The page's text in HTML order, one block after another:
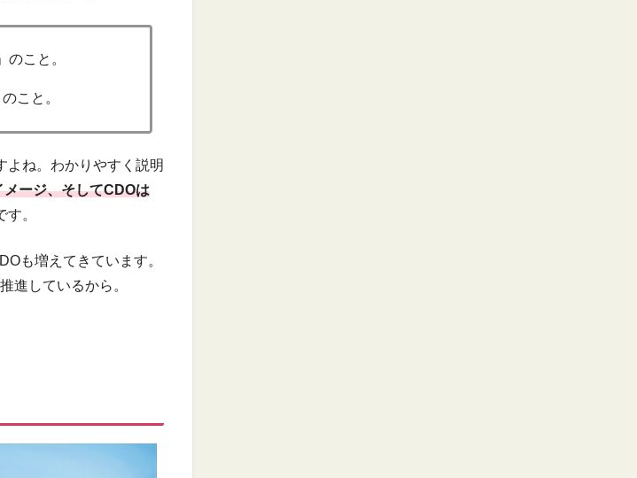
のこと。
こと。
よね。わかりやすく説明
ージ、そしてCDOは
す。
も増えてきています。
進しているから。